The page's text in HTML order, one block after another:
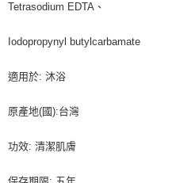
Tetrasodium EDTA、
Iodopropynyl butylcarbamate
適用於: 沐浴
原產地(國):台灣
功效: 清潔肌膚